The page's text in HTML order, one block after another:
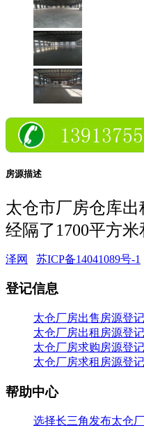
房源描述
太仓市厂房仓库
经隔了1700平方
泽网 苏ICP备14041089号-1
登记信息
太仓厂房出售房源登记
太仓厂房出租房源登记
太仓厂房求购房源登记
太仓厂房求租房源登记
帮助中心
选择长三角发布太仓